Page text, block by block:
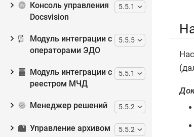
Консоль управления
Docsvision
5.5.1
Модуль интеграции с
операторами ЭДО
5.5.5
Модуль интеграции с
реестром МЧД
5.5.1
Менеджер решений 5.5.2
Управление архивом 5.5.2